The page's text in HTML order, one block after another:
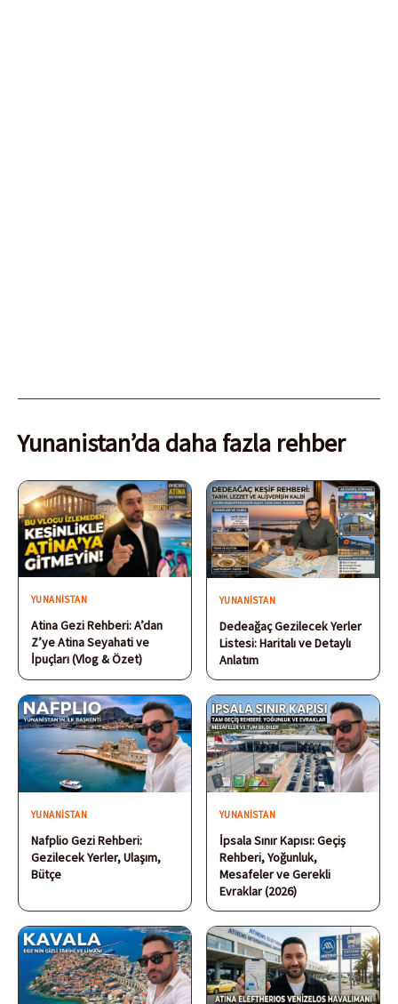
Yunanistan’da daha fazla rehber
YUNANISTAN
Atina Gezi Rehberi: A’dan
Z’ye Atina Seyahati ve
İpuçları (Vlog & Özet)
YUNANISTAN
Dedeağaç Gezilecek Yerler
Listesi: Haritalı ve Detaylı
Anlatım
YUNANISTAN
Nafplio Gezi Rehberi:
Gezilecek Yerler, Ulaşım,
Bütçe
YUNANISTAN
İpsala Sınır Kapısı: Geçiş
Rehberi, Yoğunluk,
Mesafeler ve Gerekli
Evraklar (2026)